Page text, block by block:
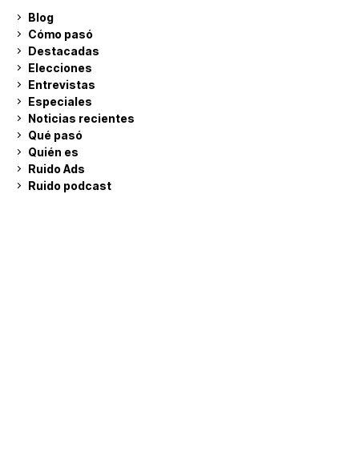
Blog
Cómo pasó
Destacadas
Elecciones
Entrevistas
Especiales
Noticias recientes
Qué pasó
Quién es
Ruido Ads
Ruido podcast